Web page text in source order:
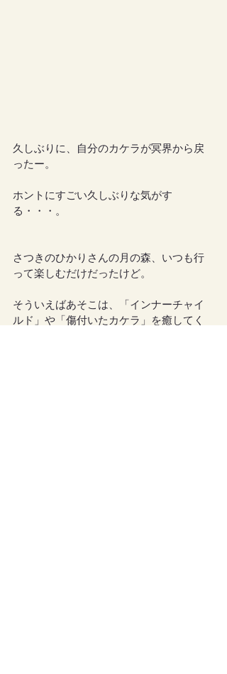
久しぶりに、自分のカケラが冥界から戻
ったー。
ホントにすごい久しぶりな気がす
る・・・。
さつきのひかりさんの月の森、いつも行
って楽しむだけだったけど。
そういえばあそこは、「インナーチャイ
ルド」や「傷付いたカケラ」を癒してく